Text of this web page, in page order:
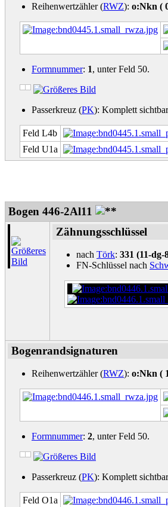
Reihenwertzähler (RWZ): o:Nkn (
Formnummer: 1, unter Feld 50.
Passerkreuz (PK): Komplett
Feld L4b
Feld U1a
Bogen 446-2Al11
Zähnungsschlüssel
nach Törk: 331 (11-dg-
FN-Schlüssel nach
Bogenrandsignaturen
Reihenwertzähler (RWZ): o:Nkn (
Formnummer: 2, unter Feld 50.
Passerkreuz (PK): Komplett
Feld O1a